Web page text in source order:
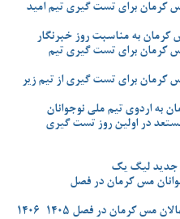
کرمان برای تست گیری تیم امید
کرمان به مناسبت روز خبرنگار
کرمان برای تست گیری تیم
کرمان برای تست گیری از تیم زیر
به اردوی تیم ملی نوجوانان
در اولین روز تست گیری
جدید لیگ یک
مس کرمان در فصل
کرمان در فصل 1405-1406